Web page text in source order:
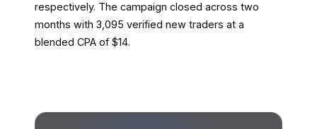
respectively. The campaign closed across two
months with 3,095 verified new traders at a
blended CPA of $14.